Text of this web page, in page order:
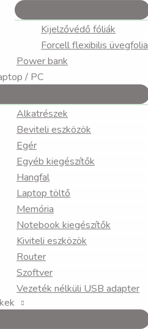
Kijelzővédő fóliák
Forcell flexibilis üvegfolia
Power bank
/ PC
Alkatrészek
Beviteli eszközök
Egér
Egyéb kiegészítők
Hangfal
Laptop töltő
Memória
Notebook kiegészítők
Kiviteli eszközök
Router
Szoftver
Vezeték nélküli USB adapter